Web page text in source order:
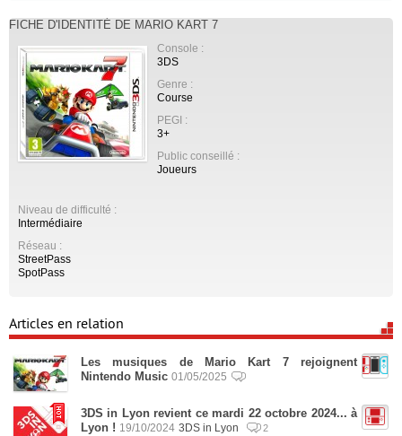
FICHE D'IDENTITÉ DE MARIO KART 7
Console :
3DS
Genre :
Course
PEGI :
3+
Public conseillé :
Joueurs
Niveau de difficulté :
Intermédiaire
Réseau :
StreetPass
SpotPass
Articles en relation
Les musiques de Mario Kart 7 rejoignent
Nintendo Music 01/05/2025
3DS in Lyon revient ce mardi 22 octobre 2024... à
Lyon ! 19/10/2024 3DS in Lyon 2